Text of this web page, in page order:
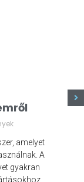
amelyet
A
gyakran
…